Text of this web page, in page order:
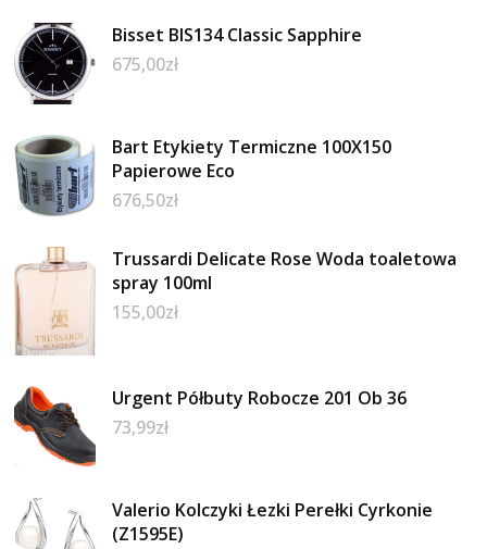
Bisset BIS134 Classic Sapphire
675,00zł
Bart Etykiety Termiczne 100X150
Papierowe Eco
676,50zł
Trussardi Delicate Rose Woda toaletowa
spray 100ml
155,00zł
Urgent Półbuty Robocze 201 Ob 36
73,99zł
Valerio Kolczyki Łezki Perełki Cyrkonie
(Z1595E)